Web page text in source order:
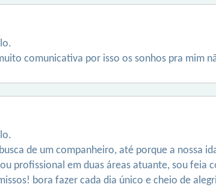
comunicativa por isso os sonhos pra mim
de um companheiro, até porque a nossa
profissional em duas áreas atuante, sou
bora fazer cada dia único e cheio de